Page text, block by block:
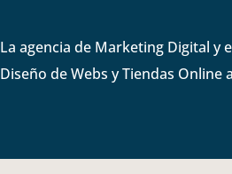
La agencia de Marketing Digital y
Diseño de Webs y Tiendas